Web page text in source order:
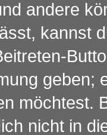
andere
kannst
geben;
möchtest.
nicht in